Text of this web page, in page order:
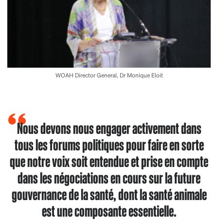
WOAH Director General, Dr Monique Eloit
Nous devons nous engager activement dans
tous les forums politiques pour faire en sorte
que notre voix soit entendue et prise en compte
dans les négociations en cours sur la future
gouvernance de la santé, dont la santé animale
est une composante essentielle.